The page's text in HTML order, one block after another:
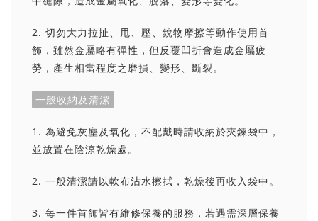
2. 切勿大力拉扯、甩、壓、銳物摩擦等動作使用首
飾，雖然金屬略有彈性，但反覆凹折會造成金屬疲
勞，產生相當程度之磨損、變形、斷裂。
一般收納及清潔
1. 為避免灰塵及氧化，不配戴時請收納於夾鍊袋中，
並放置在陰涼乾燥處。
2. 一般清潔請以軟布沾水擦拭，乾燥後再收入袋中。
3. 每一件首飾皆有維修保養的服務，若遇需深層保養